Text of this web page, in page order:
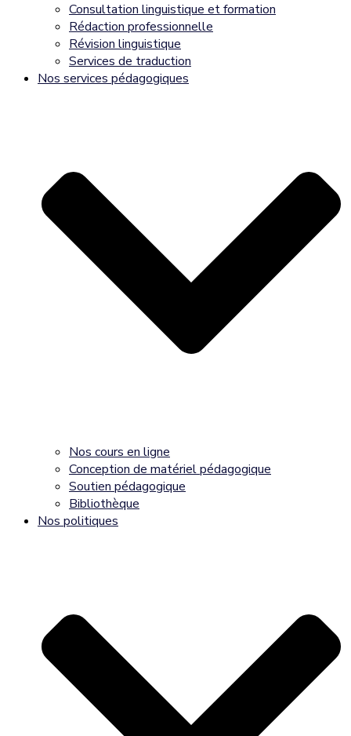
Consultation linguistique et formation
Rédaction professionnelle
Révision linguistique
Services de traduction
Nos services pédagogiques
Nos cours en ligne
Conception de matériel pédagogique
Soutien pédagogique
Bibliothèque
Nos politiques